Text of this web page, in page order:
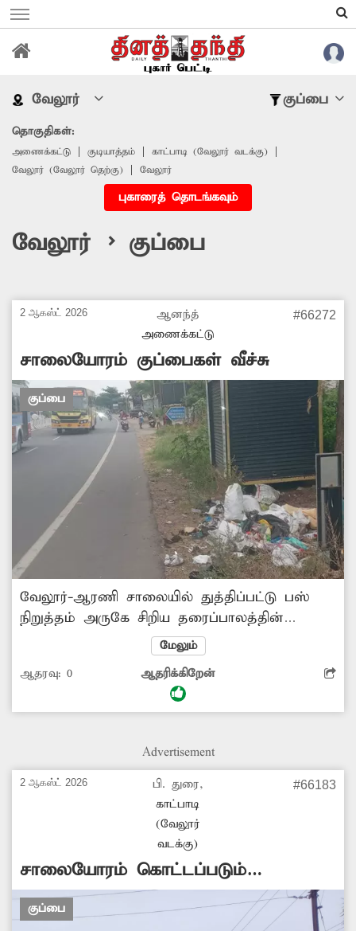
வேலூர் குப்பை
தொகுதிகள்:
அணைக்கட்டு குடியாத்தம்
காட்பாடி (வேலூர் வடக்கு)
வேலூர் (வேலூர் தெற்கு)
வேலூர்
புகாரைத் தொடங்கவும்
வேலூர் > குப்பை
2 ஆகஸ்ட் 2026
ஆனந்த்
அணைக்கட்டு
#66272
சாலையோரம் குப்பைகள் வீச்சு
குப்பை
வேலூர்-ஆரணி சாலையில் துத்திப்பட்டு பஸ்
நிறுத்தம் அருகே சிறிய தரைப்பாலத்தின்
அருகே சாலையோரம் குப்பைகள்
கொட்டப்படுகிறது. அந்தக் குப்பையை
கணியம்பாடி ஊராட்சி ஒன்றியம், துத்திப்பட்டு
ஊராட்சி நிர்வாகமும் கண்டு கொள்ளாமல்
வைக்கப்படவில்லை. எனவே குப்பைகளை
நடவடிக்கை எடுப்பார்களா? -ஆனந்த்,
மேலும்
ஆதரவு: 0 ஆதரிக்கிறேன்
Advertisement
2 ஆகஸ்ட் 2026
பி. துரை,
காட்பாடி
(வேலூர்
வடக்கு)
#66183
சாலையோரம் கொட்டப்படும்
குப்பைகள்
குப்பை